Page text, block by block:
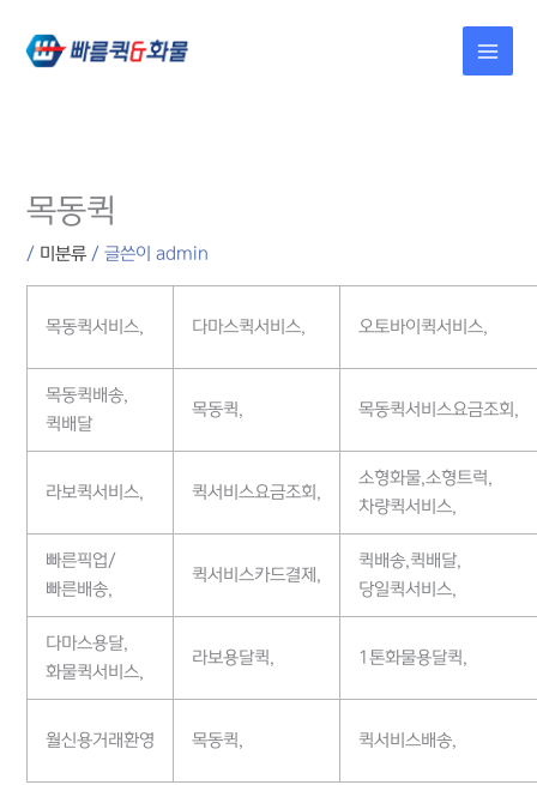
건너뛰기
목동퀵
/ 미분류 / 글쓴이admin
목동퀵서비스, 다마스퀵서비스, 오토바이퀵서비스,
목동퀵배송,
퀵배달
목동퀵, 목동퀵서비스요금조회,
라보퀵서비스, 퀵서비스요금조회,
소형화물,소형트럭,
차량퀵서비스,
빠른픽업/
빠른배송,
퀵서비스카드결제,
퀵배송,퀵배달,
당일퀵서비스,
다마스용달,
화물퀵서비스,
라보용달퀵, 1톤화물용달퀵,
월신용거래환영 목동퀵, 퀵서비스배송,